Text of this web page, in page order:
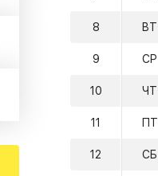
8 ВТ
9 СР
10 ЧТ
11 ПТ
12 СБ